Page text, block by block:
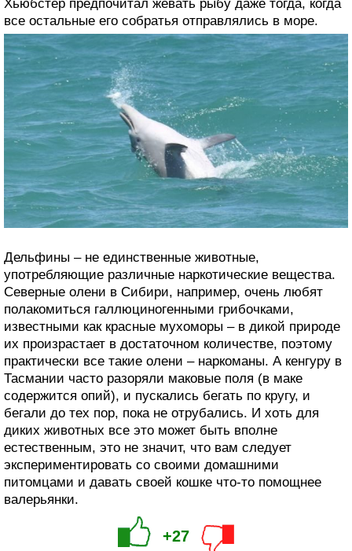
Хьюбстер предпочитал жевать рыбу даже тогда, когда
все остальные его собратья отправлялись в море.
Дельфины – не единственные животные,
употребляющие различные наркотические вещества.
Северные олени в Сибири, например, очень любят
полакомиться галлюциногенными грибочками,
известными как красные мухоморы – в дикой природе
их произрастает в достаточном количестве, поэтому
практически все такие олени – наркоманы. А кенгуру в
Тасмании часто разоряли маковые поля (в маке
содержится опий), и пускались бегать по кругу, и
бегали до тех пор, пока не отрубались. И хоть для
диких животных все это может быть вполне
естественным, это не значит, что вам следует
экспериментировать со своими домашними
питомцами и давать своей кошке что-то помощнее
валерьянки.
+27